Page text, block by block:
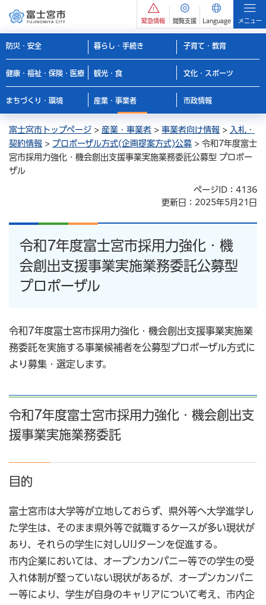
緊急情報 閲覧支援 Language メニュー
防災・安全 暮らし・手続き 子育て・教育
健康・福祉・保険・医療 観光・食 文化・スポーツ
まちづくり・環境 産業・事業者 市政情報
富士宮市トップページ > 産業・事業者 > 事業者向け情報 > 入札・
契約情報 > プロポーザル方式(企画提案方式)公募 > 令和7年度富士
宮市採用力強化・機会創出支援事業実施業務委託公募型 プロポー
ザル
ページID：4136
更新日：2025年5月21日
令和7年度富士宮市採用力強化・機
会創出支援事業実施業務委託公募型
プロポーザル
令和7年度富士宮市採用力強化・機会創出支援事業実施業
務委託を実施する事業候補者を公募型プロポーザル方式に
より募集・選定します。
令和7年度富士宮市採用力強化・機会創出支
援事業実施業務委託
目的
富士宮市は大学等が立地しておらず、県外等へ大学進学し
た学生は、そのまま県外等で就職するケースが多い現状が
あり、それらの学生に対しUIJターンを促進する。
市内企業においては、オープンカンパニー等での学生の受
入れ体制が整っていない現状があるが、オープンカンパニ
ー等により、学生が自身のキャリアについて考え、市内企